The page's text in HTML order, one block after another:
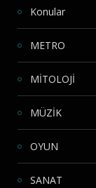
Konular
METRO
MİTOLOJİ
MÜZİK
OYUN
SANAT